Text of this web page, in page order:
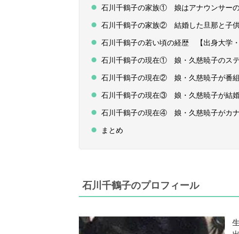
石川千鶴子の家族① 娘はアナウンサー
石川千鶴子の家族② 結婚した旦那と子供
石川千鶴子の若い頃の経歴 【出身大学・
石川千鶴子の現在① 娘・久慈暁子のス
石川千鶴子の現在② 娘・久慈暁子が番組
石川千鶴子の現在③ 娘・久慈暁子が結
石川千鶴子の現在④ 娘・久慈暁子がカナ
まとめ
石川千鶴子のプロフィール